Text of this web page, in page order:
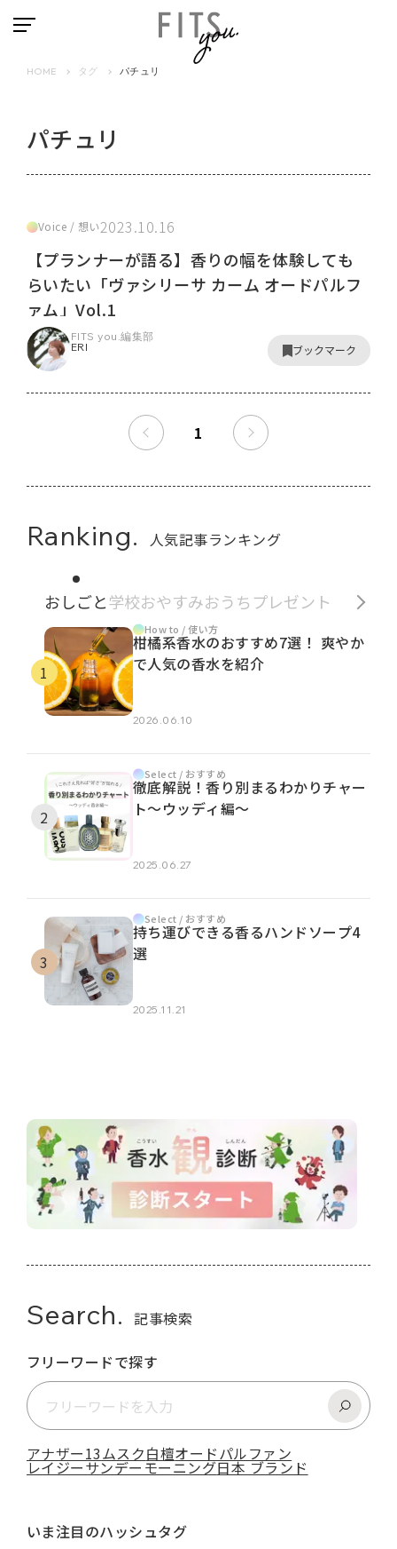
HOME タグ パチュリ
パチュリ
Voice / 想い2023.10.16
【プランナーが語る】香りの幅を体験しても
らいたい「ヴァシリーサ カーム オードパルフ
ァム」Vol.1
FITS you.編集部
ERI
ブックマーク
1
Ranking. 人気記事ランキング
おしごと学校おやすみおうち プレゼント
How to / 使い方
柑橘系香水のおすすめ7選！ 爽やか
で人気の香水を紹介
2026.06.10
Select / おすすめ
徹底解説！香り別まるわかりチャー
ト～ウッディ編～
2025.06.27
Select / おすすめ
持ち運びできる香るハンドソープ4
選
2025.11.21
Search. 記事検索
フリーワードで探す
アナザー13ムスク白檀オードパルファン
レイジーサンデーモーニング日本 ブランド
いま注目のハッシュタグ